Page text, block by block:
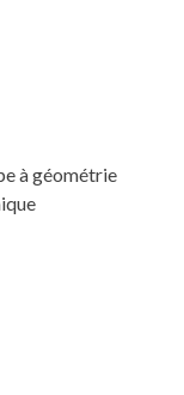
à géométrie